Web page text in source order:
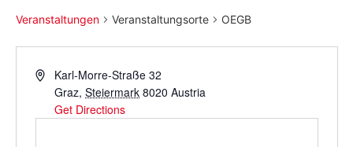
Veranstaltungen Veranstaltungsorte OEGB
AddressKarl-Morre-Straße 32
Graz, Steiermark 8020 Austria
Get Directions